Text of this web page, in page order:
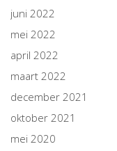
juni 2022
mei 2022
april 2022
maart 2022
december 2021
oktober 2021
mei 2020